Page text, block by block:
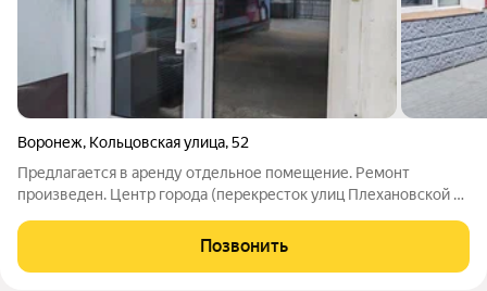
Воронеж, Кольцовская улица,52
Предлагается в аренду отдельное помещение. Ремонт
произведен. Центр города (перекресток улиц Плехановской и
Большой пешеходный трафик (20000 - 25000 человек за
световой день). Есть городская
Позвонить